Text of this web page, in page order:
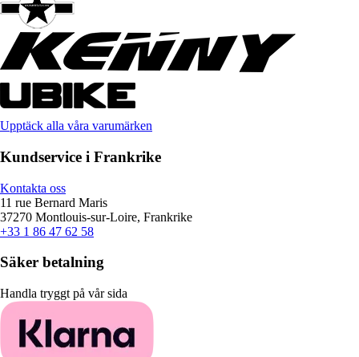
Upptäck alla våra varumärken
Kundservice i Frankrike
Kontakta oss
11 rue Bernard Maris
37270 Montlouis-sur-Loire, Frankrike
+33 1 86 47 62 58
Säker betalning
Handla tryggt på vår sida